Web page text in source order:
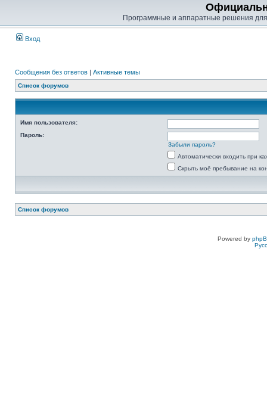
Программные и аппаратные решения
Вход
Сообщения без ответов | Активные темы
Список форумов
Имя пользователя:
Пароль:
Забыли пароль?
Автоматически входить при
Скрыть моё пребывание на
Список форумов
Powered by